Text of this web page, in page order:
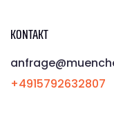
KONTAKT
+4915792632807